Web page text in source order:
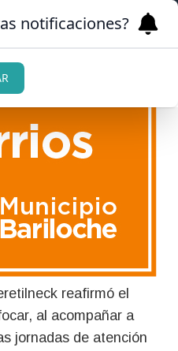
de 1.800
Enfocar
reafirmó el
al acompañar a
jornadas de atención
notificaciones?